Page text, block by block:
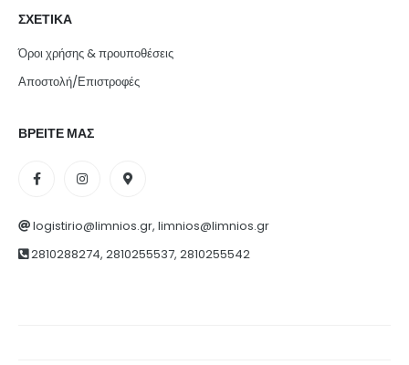
ΣΧΕΤΙΚΑ
Όροι χρήσης & προυποθέσεις
Αποστολή/Επιστροφές
ΒΡΕΙΤΕ ΜΑΣ
logistirio@limnios.gr, limnios@limnios.gr
2810288274, 2810255537, 2810255542